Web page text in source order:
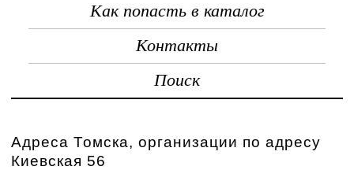
Как попасть в каталог
Контакты
Поиск
Адреса Томска, организации по адресу
Киевская 56